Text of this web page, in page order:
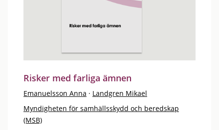
Risker med farliga ämnen
Emanuelsson Anna · Landgren Mikael
Myndigheten för samhällsskydd och beredskap
(MSB)